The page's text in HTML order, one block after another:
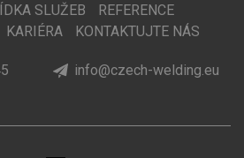
SLUŽEB
REFERENCE
KARIÉRA KONTAKTUJTE NÁS
info@czech-welding.eu